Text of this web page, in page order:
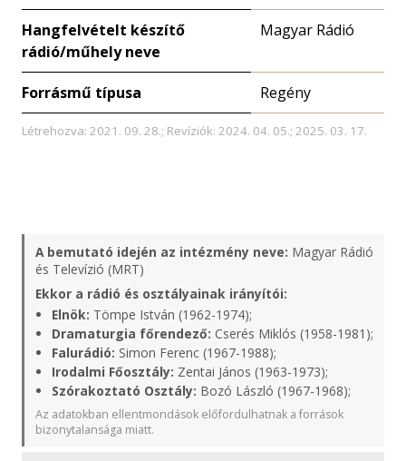
Hangfelvételt készítő
rádió/műhely neve
Magyar Rádió
Forrásmű típusa Regény
Létrehozva: 2021. 09. 28.; Revíziók: 2024. 04. 05.; 2025. 03. 17.
A bemutató idején az intézmény neve: Magyar Rádió
és Televízió (MRT)
Ekkor a rádió és osztályainak irányítói:
Elnök: Tömpe István (1962-1974);
Dramaturgia főrendező: Cserés Miklós (1958-1981);
Falurádió: Simon Ferenc (1967-1988);
Irodalmi Főosztály: Zentai János (1963-1973);
Szórakoztató Osztály: Bozó László (1967-1968);
Az adatokban ellentmondások előfordulhatnak a források
bizonytalansága miatt.